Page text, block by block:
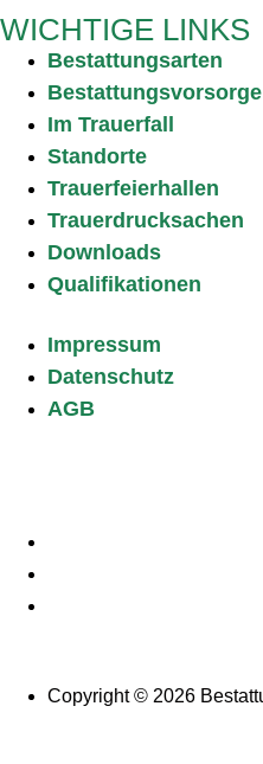
WICHTIGE LINKS
Bestattungsarten
Bestattungsvorsorge
Im Trauerfall
Standorte
Trauerfeierhallen
Trauerdrucksachen
Downloads
Qualifikationen
Impressum
Datenschutz
AGB
Copyright © 2026